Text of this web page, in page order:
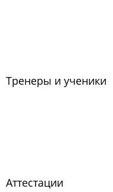
Тренеры и ученики
Аттестации